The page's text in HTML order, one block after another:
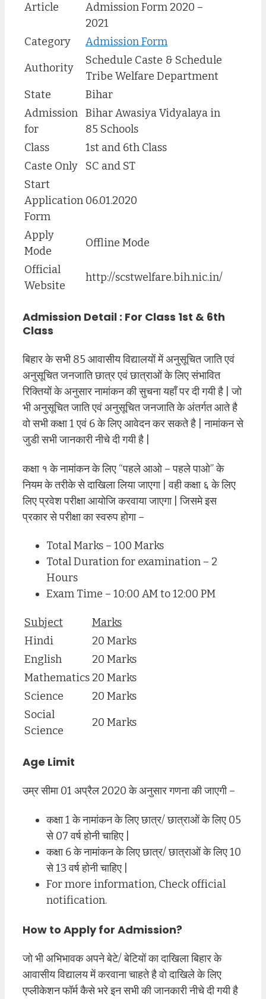
Article
Admission Form 2020 –
2021
Category
Admission Form
Authority
Schedule Caste & Schedule
Tribe Welfare Department
State
Bihar
Admission
for
Bihar Awasiya Vidyalaya in
85 Schools
Class
1st and 6th Class
Caste Only
SC and ST
Start
Application
Form
06.01.2020
Apply
Mode
Offline Mode
Official
Website
http://scstwelfare.bih.nic.in/
Admission Detail : For Class 1st & 6th
Class
बिहार के सभी 85 आवासीय विद्यालयों में अनुसूचित जाति एवं
अनुसूचित जनजाति छात्र एवं छात्राओं के लिए संभावित
रिक्तियों के अनुसार नामांकन की सुचना यहाँ पर दी गयी है | जो
भी अनुसूचित जाति एवं अनुसूचित जनजाति के अंतर्गत आते है
वो सभी कक्षा 1 एवं 6 के लिए आवेदन कर सकते है | नामांकन से
जुडी सभी जानकारी नीचे दी गयी है |
कक्षा १ के नामांकन के लिए “पहले आओ – पहले पाओ” के
नियम के तरीके से दाखिला लिया जाएगा | वही कक्षा ६ के लिए
लिए प्रवेश परीक्षा आयोजि करवाया जाएगा | जिसमे इस
प्रकार से परीक्षा का स्वरुप होगा –
Total Marks – 100 Marks
Total Duration for examination – 2
Hours
Exam Time – 10:00 AM to 12:00 PM
Subject
Marks
Hindi
20 Marks
English
20 Marks
Mathematics 20 Marks
Science
20 Marks
Social
Science
20 Marks
Age Limit
उम्र सीमा 01 अप्रैल 2020 के अनुसार गणना की जाएगी –
कक्षा 1 के नामांकन के लिए छात्र/ छात्राओं के लिए 05
से 07 वर्ष होनी चाहिए |
कक्षा 6 के नामांकन के लिए छात्र/ छात्राओं के लिए 10
से 13 वर्ष होनी चाहिए |
For more information, Check official
notification.
How to Apply for Admission?
जो भी अभिभावक अपने बेटे/ बेटियों का दाखिला बिहार के
आवासीय विद्यालय में करवाना चाहते है वो दाखिले के लिए
एप्लीकेशन फॉर्म कैसे भरे इन सभी की जानकारी नीचे दी गयी है